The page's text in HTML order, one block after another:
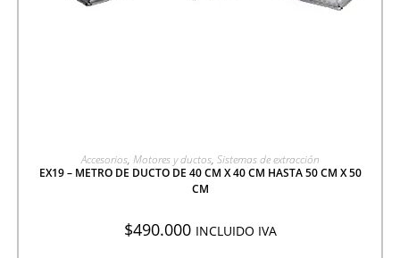
AGREGAR A COTIZACIÓN
Accesorios, Motores y ductos, Sistemas de extracción
EX19 – METRO DE DUCTO DE 40 CM X 40 CM HASTA 50 CM X 50
CM
$490.000 INCLUIDO IVA